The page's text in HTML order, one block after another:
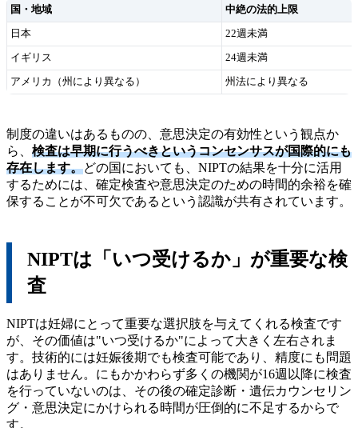
国・地域 中絶の法的上限
日本 22週未満
イギリス 24週未満
アメリカ（州により異なる） 州法により異なる
制度の違いはあるものの、意思決定の有効性という観点か
ら、 検査は早期に行うべきというコンセンサスが国際的にも
存在します。どの国においても、NIPTの結果を十分に活用
するためには、確定検査や意思決定のための時間的余裕を確
保することが不可欠であるという認識が共有されています。
NIPTは「いつ受けるか」が重要な検
査
NIPTは妊婦にとって重要な選択肢を与えてくれる検査です
が、その価値は"いつ受けるか"によって大きく左右されま
す。技術的には妊娠後期でも検査可能であり、精度にも問題
はありません。にもかかわらず多くの機関が16週以降に検査
を行っていないのは、その後の確定診断・遺伝カウンセリン
グ・意思決定にかけられる時間が圧倒的に不足するからで
す。